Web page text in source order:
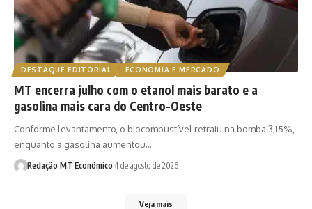
DESTAQUE EDITORIAL ECONOMIA E MERCADO
MT encerra julho com o etanol mais barato e a
gasolina mais cara do Centro-Oeste
Conforme levantamento, o biocombustível retraiu na bomba 3,15%,
enquanto a gasolina aumentou…
Redação MT Econômico 1 de agosto de 2026
Veja mais